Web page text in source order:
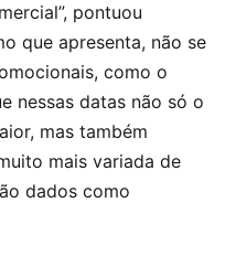
pontuou
que apresenta, não se
como o
nessas datas não só o
mas também
mais variada de
dados como